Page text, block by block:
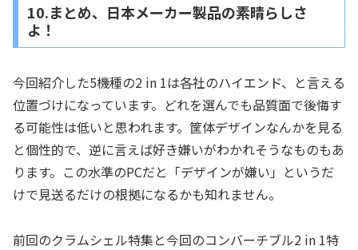
10.まとめ、日本メーカー製品の素晴らしさ
よ！
今回紹介した5機種の2 in 1は各社のハイエンド、と言える
位置づけになっています。どれを選んでも品質面で後悔す
る可能性は低いと思われます。筐体デザインなんかを見る
と個性的で、逆に言えば好き嫌いがわかれそうなものもあ
ります。この水準のPCだと「デザインが嫌い」というだ
けで見送るだけの根拠になるかも知れません。
前回のクラムシェル特集と今回のコンバーチブル2 in 1特